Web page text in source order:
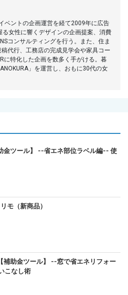
ベントの企画運営を経て2009年に広告
女性に響くデザインの企画提案、消費
コンサルティングを行う。また、住ま
代行、工務店の完成見学会や家具コー
に特化した企画を数多く手がける。暮
」を運営し、おもに30代の女
金ツール】 --省エネ部位ラベル編-- 使
モ（新商品）
補助金ツール】 --窓で省エネリフォー
こなし術